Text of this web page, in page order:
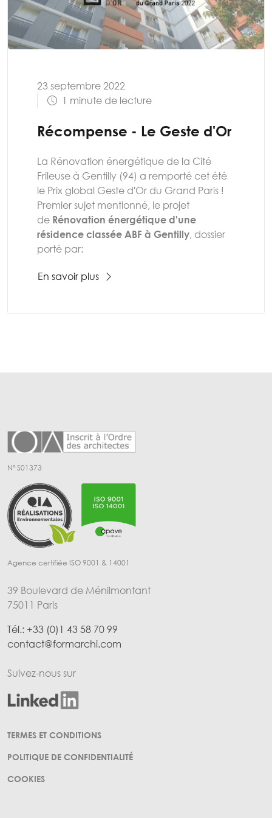
23 septembre 2022
1 minute de lecture
Récompense - Le Geste d'Or
La Rénovation énergétique de la Cité
Frileuse à Gentilly (94) a remporté cet été
le Prix global Geste d'Or du Grand Paris !
Premier sujet mentionné, le projet
de Rénovation énergétique d'une
résidence classée ABF à Gentilly, dossier
porté par:
En savoir plus
Nº S01373
Agence certifiée ISO 9001 & 14001
39 Boulevard de Ménilmontant
75011 Paris
Tél.: +33 (0)1 43 58 70 99
contact@formarchi.com
Suivez-nous sur
Menu Pied de page
TERMES ET CONDITIONS
POLITIQUE DE CONFIDENTIALITÉ
COOKIES